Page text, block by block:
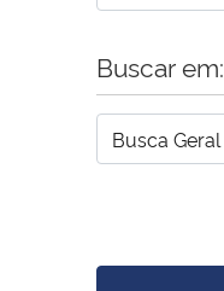
Buscar em: